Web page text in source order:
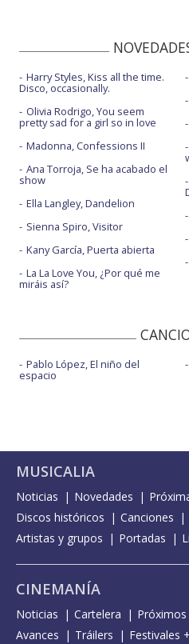
Harry Styles, Kiss all the time.
Disco, occasionally.
Olivia Rodrigo, You seem
pretty sad for a girl so in love
Madonna, Confessions II
Ana Torroja, Se ha acabado el
show
Ella Langley, Dandelion
Sienna Spiro, Visitor
Kany García, Puerta abierta
La La Love You, ¿Por qué me
miráis así?
Pablo López, El niño del
espacio
MUSICALIA
Noticias Novedades
Discos históricos
Canciones
Artistas y grupos
Portadas
CINEMANÍA
Noticias Cartelera
Avances
Tráilers Festivales